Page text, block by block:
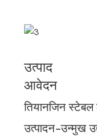
उत्पाद
आवेदन
तियानजिन स्टेबल
उत्पादन-उन्मुख